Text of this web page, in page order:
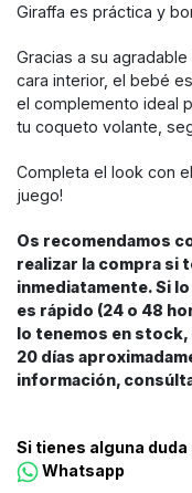
Giraffa es práctica y
Gracias a su
cara interior, el bebé
el complemento ideal
tu coqueto volante,
Completa el look con
juego!
Os recomendamos
realizar la compra si
inmediatamente. Si
es rápido (24 o 48
lo tenemos en stock,
20 días
información,
Si tienes alguna
Whatsapp